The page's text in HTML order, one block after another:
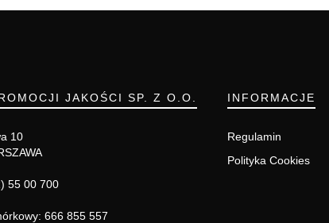
JAKOŚCI SP. Z O.O.
10
55 00 700
666 855 557
INFORMACJE
Regulamin
Polityka Cookies